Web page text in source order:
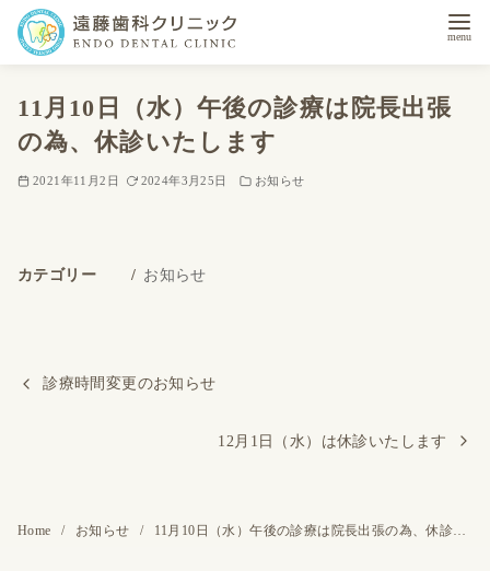
11月10日（水）午後の診療は院長出張
の為、休診いたします
2021年11月2日 2024年3月25日 お知らせ
カテゴリー お知らせ
診療時間変更のお知らせ
12月1日（水）は休診いたします
Home お知らせ 11月10日（水）午後の診療は院長出張の為、休診いたします